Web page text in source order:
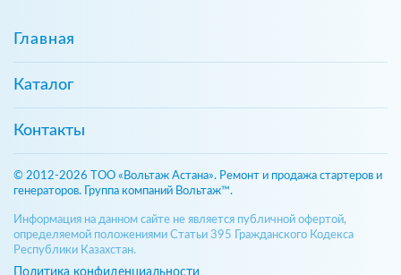
Главная
Каталог
Контакты
© 2012-2026 ТОО «Вольтаж Астана». Ремонт и продажа стартеров и
генераторов. Группа компаний Вольтаж™.
Информация на данном сайте не является публичной офертой,
определяемой положениями Статьи 395 Гражданского Кодекса
Республики Казахстан.
Политика конфиденциальности